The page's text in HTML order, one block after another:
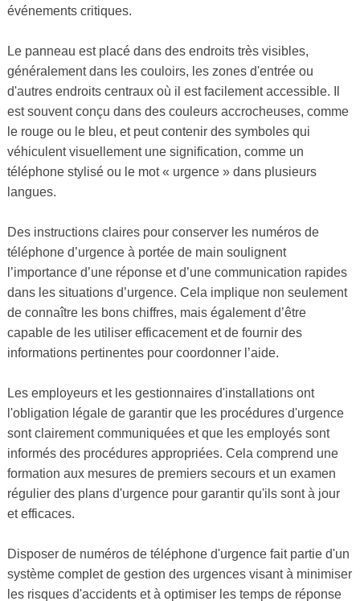
événements critiques.
Le panneau est placé dans des endroits très visibles,
généralement dans les couloirs, les zones d'entrée ou
d'autres endroits centraux où il est facilement accessible. Il
est souvent conçu dans des couleurs accrocheuses, comme
le rouge ou le bleu, et peut contenir des symboles qui
véhiculent visuellement une signification, comme un
téléphone stylisé ou le mot « urgence » dans plusieurs
langues.
Des instructions claires pour conserver les numéros de
téléphone d’urgence à portée de main soulignent
l’importance d’une réponse et d’une communication rapides
dans les situations d’urgence. Cela implique non seulement
de connaître les bons chiffres, mais également d’être
capable de les utiliser efficacement et de fournir des
informations pertinentes pour coordonner l’aide.
Les employeurs et les gestionnaires d'installations ont
l'obligation légale de garantir que les procédures d'urgence
sont clairement communiquées et que les employés sont
informés des procédures appropriées. Cela comprend une
formation aux mesures de premiers secours et un examen
régulier des plans d'urgence pour garantir qu'ils sont à jour
et efficaces.
Disposer de numéros de téléphone d'urgence fait partie d'un
système complet de gestion des urgences visant à minimiser
les risques d'accidents et à optimiser les temps de réponse